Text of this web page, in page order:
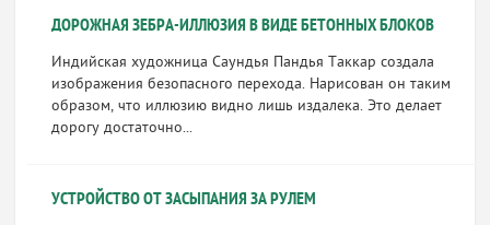
ДОРОЖНАЯ ЗЕБРА-ИЛЛЮЗИЯ В ВИДЕ БЕТОННЫХ БЛОКОВ
Индийская художница Саундья Пандья Таккар создала
изображения безопасного перехода. Нарисован он таким
образом, что иллюзию видно лишь издалека. Это делает
дорогу достаточно...
УСТРОЙСТВО ОТ ЗАСЫПАНИЯ ЗА РУЛЕМ